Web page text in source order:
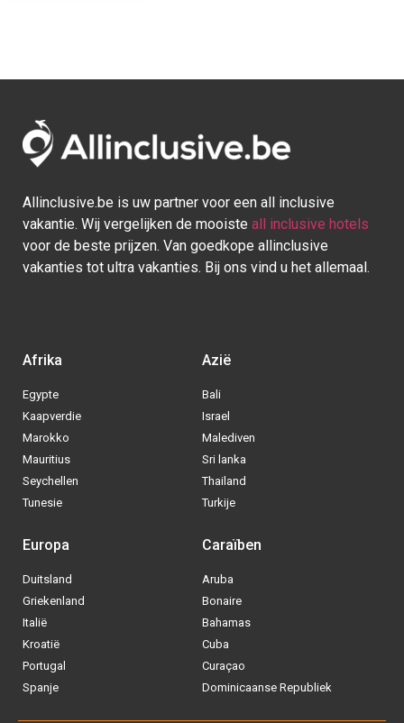
Allinclusive.be is uw partner voor een all inclusive
vakantie. Wij vergelijken de mooiste all inclusive hotels
voor de beste prijzen. Van goedkope allinclusive
vakanties tot ultra vakanties. Bij ons vind u het allemaal.
Afrika
Egypte
Kaapverdie
Marokko
Mauritius
Seychellen
Tunesie
Azië
Bali
Israel
Malediven
Sri lanka
Thailand
Turkije
Europa
Duitsland
Griekenland
Italië
Kroatië
Portugal
Spanje
Caraïben
Aruba
Bonaire
Bahamas
Cuba
Curaçao
Dominicaanse Republiek
Vakantiediscounter